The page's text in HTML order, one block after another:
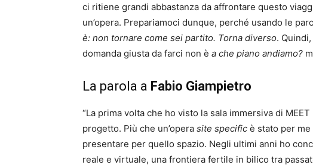
ci ritiene grandi abbastanza da affrontare questo
un’opera. Prepariamoci dunque, perché usando le
è: non tornare come sei partito. Torna diverso.
domanda giusta da farci non è a che piano andiamo?
La parola a Fabio Giampietro
“La prima volta che ho visto la sala immersiva di
progetto. Più che un’opera site specific è stato per me
presentare per quello spazio. Negli ultimi anni ho
reale e virtuale, una frontiera fertile in bilico tra